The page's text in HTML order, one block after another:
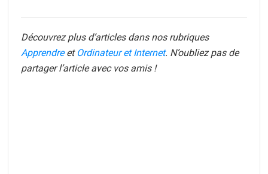
Découvrez plus d’articles dans nos rubriques
Apprendreet Ordinateur et Internet. N’oubliez pas de
partager l’article avec vos amis !